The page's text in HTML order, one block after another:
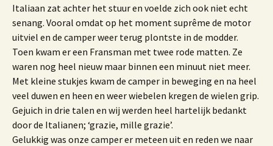
Italiaan zat achter het stuur en voelde zich ook niet echt
senang. Vooral omdat op het moment suprême de motor
uitviel en de camper weer terug plontste in de modder.
Toen kwam er een Fransman met twee rode matten. Ze
waren nog heel nieuw maar binnen een minuut niet meer.
Met kleine stukjes kwam de camper in beweging en na heel
veel duwen en heen en weer wiebelen kregen de wielen grip.
Gejuich in drie talen en wij werden heel hartelijk bedankt
door de Italianen; ‘grazie, mille grazie’.
Gelukkig was onze camper er meteen uit en reden we naar